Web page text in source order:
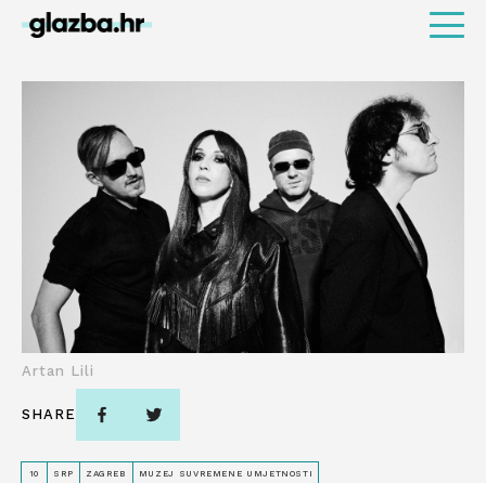
10 SRP ZAGREB MUZEJ SUVREMENE UMJETNOSTI
Artan Lili
SHARE